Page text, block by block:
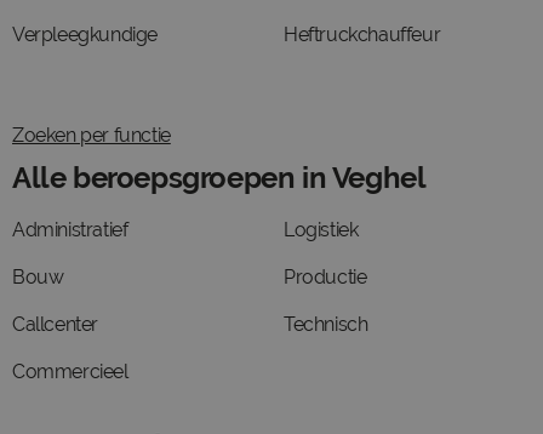
Verpleegkundige Heftruckchauffeur
Zoeken per functie
Alle beroepsgroepen in Veghel
Administratief
Bouw
Callcenter
Commercieel
Logistiek
Productie
Technisch